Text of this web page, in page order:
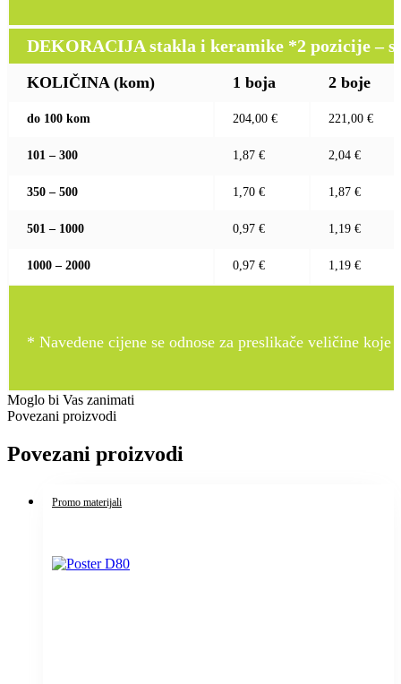
DEKORACIJA stakla i keramike *2 pozicije –
KOLIČINA (kom) 1 boja 2 boje
do 100 kom 204,00 € 221,00 €
101 – 300 1,87 € 2,04 €
350 – 500 1,70 € 1,87 €
501 – 1000 0,97 € 1,19 €
1000 – 2000 0,97 € 1,19 €
* Navedene cijene se odnose za preslikače veličine
Moglo bi Vas zanimati
Povezani proizvodi
Povezani proizvodi
Promo materijali